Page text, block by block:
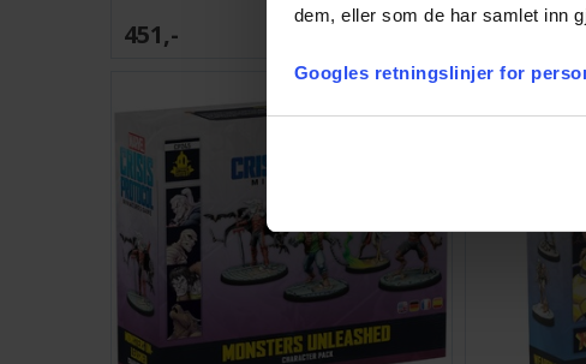
dem, eller som de har samlet inn
Googles retningslinjer for
451,-